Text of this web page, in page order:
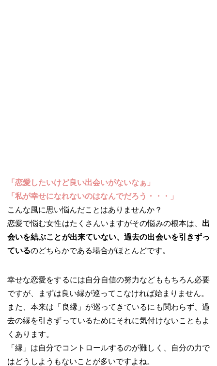
「恋愛したいけど良い出会いがないなぁ」
「私が幸せになれないのはなんでだろう・・・」
こんな風に思い悩んだことはありませんか？
恋愛で悩む女性はたくさんいますがその悩みの根本は、 出
会いを結ぶことが出来ていない、過去の出会いを引きずっ
ているのどちらかである場合がほとんどです。
幸せな恋愛をするには自分自信の努力などももちろん必要
ですが、まずは良い縁が巡ってこなければ始まりません。
また、本来は「良縁」が巡ってきているにも関わらず、過
去の縁を引きずっているためにそれに気付けないこともよ
くあります。
「縁」は自分でコントロールするのが難しく、自分の力で
はどうしようもないことが多いですよね。